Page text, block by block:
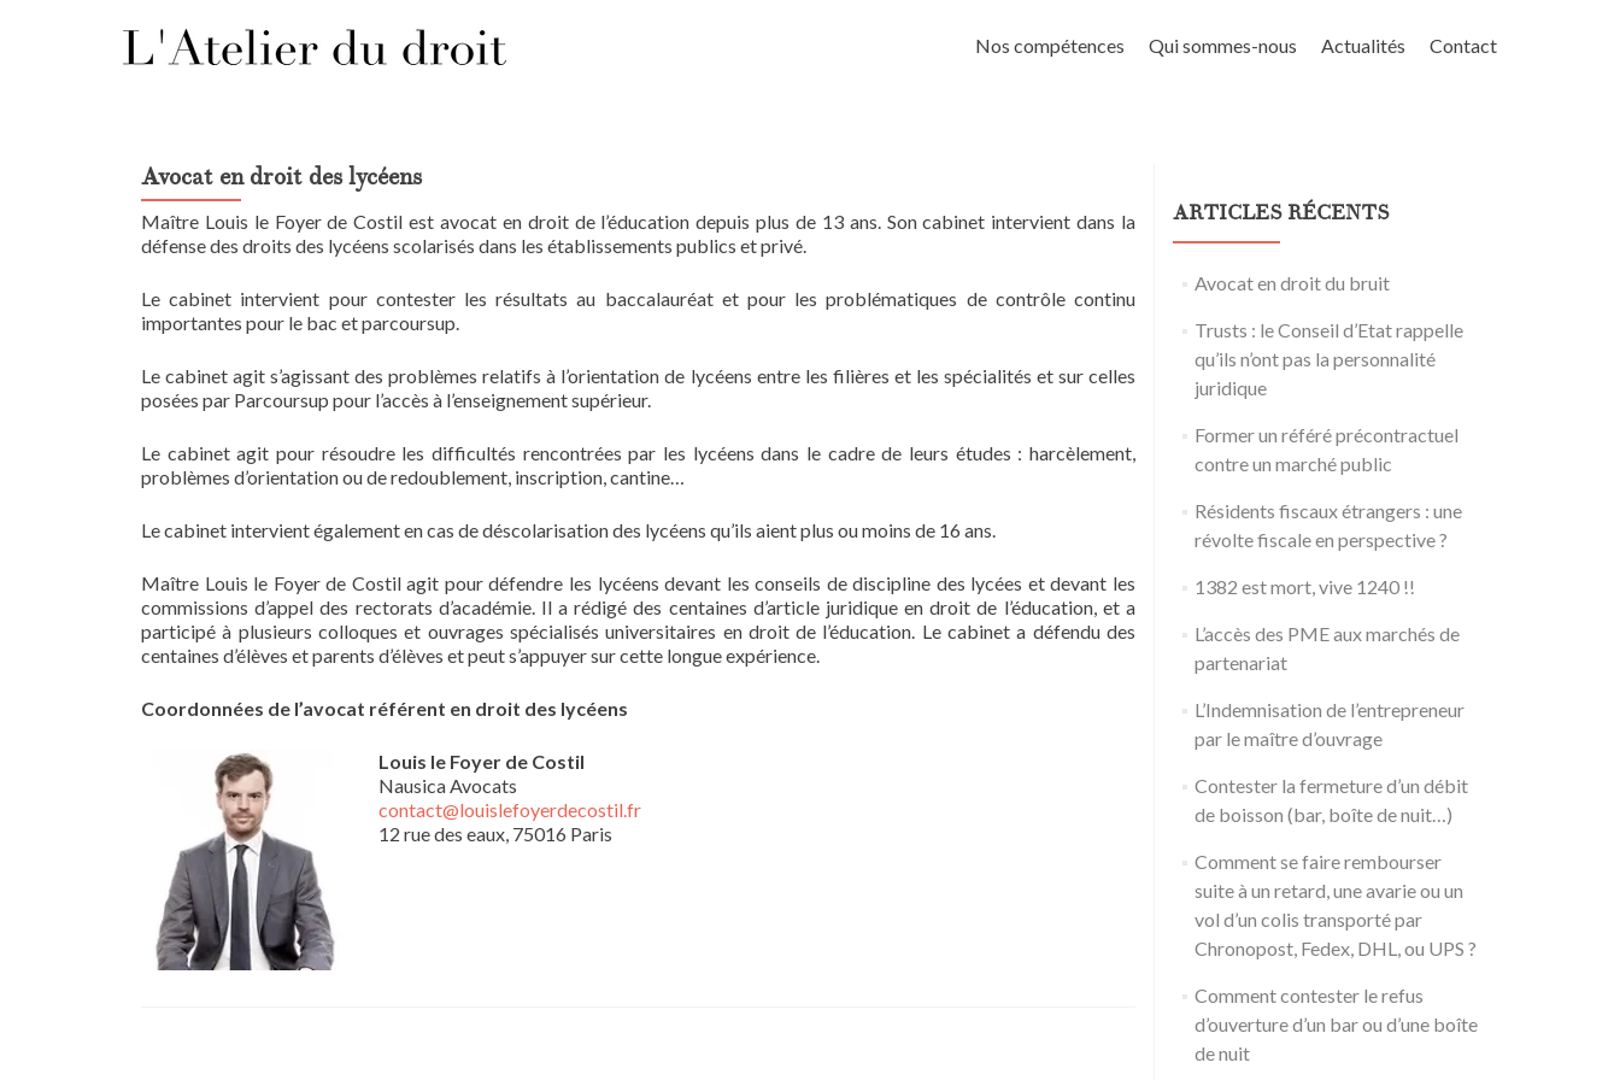
to
Nos compétences Qui sommes-nous Actualités Contact
Avocat en droit des lycéens
Maître Louis le Foyer de Costil est avocat en droit de l’éducation depuis plus de 13 ans. Son cabinet intervient dans la
défense des droits des lycéens scolarisés dans les établissements publics et privé.
Le cabinet intervient pour contester les résultats au baccalauréat et pour les problématiques de contrôle continu
importantes pour le bac et parcoursup.
Le cabinet agit s’agissant des problèmes relatifs à l’orientation de lycéens entre les filières et les spécialités et sur celles
posées par Parcoursup pour l’accès à l’enseignement supérieur.
Le cabinet agit pour résoudre les difficultés rencontrées par les lycéens dans le cadre de leurs études : harcèlement,
problèmes d’orientation ou de redoublement, inscription, cantine…
Le cabinet intervient également en cas de déscolarisation des lycéens qu’ils aient plus ou moins de 16 ans.
Maître Louis le Foyer de Costil agit pour défendre les lycéens devant les conseils de discipline des lycées et devant les
commissions d’appel des rectorats d’académie. Il a rédigé des centaines d’article juridique en droit de l’éducation, et a
participé à plusieurs colloques et ouvrages spécialisés universitaires en droit de l’éducation. Le cabinet a défendu des
centaines d’élèves et parents d’élèves et peut s’appuyer sur cette longue expérience.
Coordonnées de l’avocat référent en droit des lycéens
Louis le Foyer de Costil
Nausica Avocats
contact@louislefoyerdecostil.fr
12 rue des eaux, 75016 Paris
ARTICLES RÉCENTS
Avocat en droit du bruit
Trusts : le Conseil d’Etat rappelle
qu’ils n’ont pas la personnalité
juridique
Former un référé précontractuel
contre un marché public
Résidents fiscaux étrangers : une
révolte fiscale en perspective ?
1382 est mort, vive 1240 !!
L’accès des PME aux marchés de
partenariat
L’Indemnisation de l’entrepreneur
par le maître d’ouvrage
Contester la fermeture d’un débit
de boisson (bar, boîte de nuit…)
Comment se faire rembourser
suite à un retard, une avarie ou un
vol d’un colis transporté par
Chronopost, Fedex, DHL, ou UPS ?
Comment contester le refus
d’ouverture d’un bar ou d’une boîte
de nuit